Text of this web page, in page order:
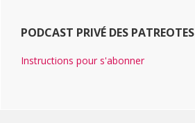
PODCAST PRIVÉ DES PATREOTES
Instructions pour s'abonner